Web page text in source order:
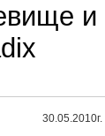
и
30.05.2010г.